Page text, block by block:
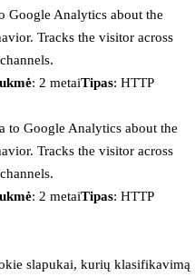
Google Analytics about the
Tracks the visitor across
: 2 metaiTipas: HTTP
to Google Analytics about the
Tracks the visitor across
: 2 metaiTipas: HTTP
slapukai, kurių klasifikavimą